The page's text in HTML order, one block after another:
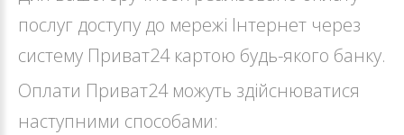
послуг доступу до мережі Інтернет через
систему Приват24 картою будь-якого банку.
Оплати Приват24 можуть здійснюватися
наступними способами: